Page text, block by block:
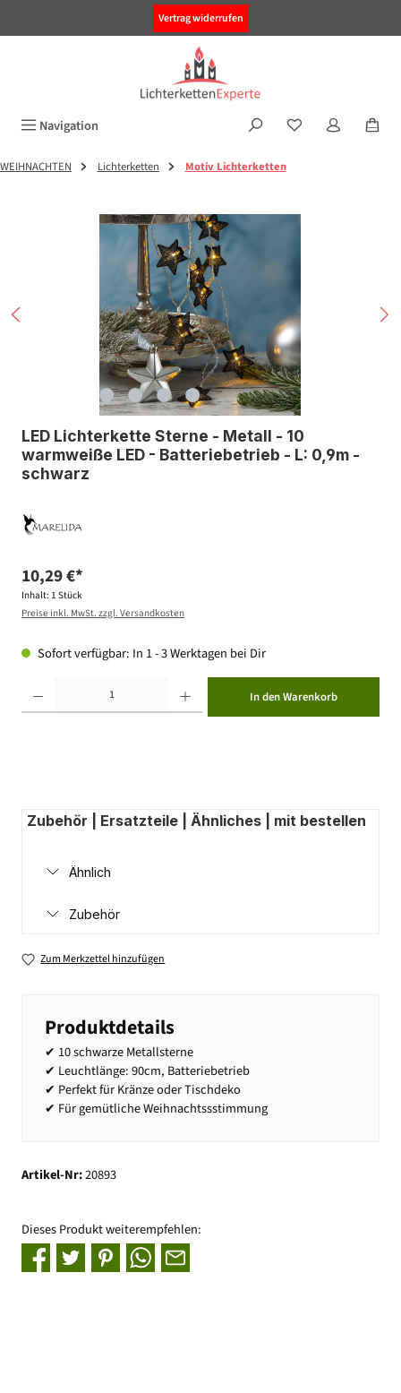
Vertrag widerrufen
Navigation
WEIHNACHTEN Lichterketten Motiv Lichterketten
Bildergalerie überspringen
LED Lichterkette Sterne - Metall - 10
warmweiße LED - Batteriebetrieb - L: 0,9m -
schwarz
10,29 €*
Inhalt: 1 Stück
Preise inkl. MwSt. zzgl. Versandkosten
Sofort verfügbar: In 1 - 3 Werktagen bei Dir
In den Warenkorb
Zubehör | Ersatzteile | Ähnliches | mit bestellen
Ähnlich
Zubehör
Zum Merkzettel hinzufügen
Produktdetails
✔ 10 schwarze Metallsterne
✔ Leuchtlänge: 90cm, Batteriebetrieb
✔ Perfekt für Kränze oder Tischdeko
✔ Für gemütliche Weihnachtssstimmung
Artikel-Nr:20893
Dieses Produkt weiterempfehlen: